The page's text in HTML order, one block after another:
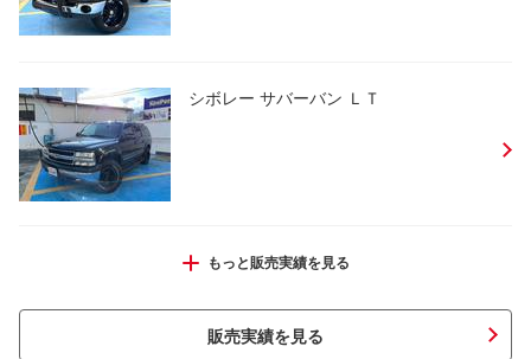
シボレー サバーバン ＬＴ
シボレー タホ ＬＴ
もっと販売実績を見る
販売実績を見る